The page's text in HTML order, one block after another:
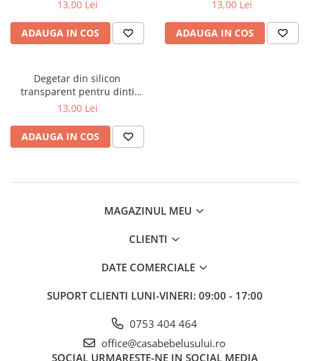
Seturi cadite 92 cm
Seturi cadite anatomice
Suporti anatomici plastic
Suporti metalici cadite
Camera copilului
Accesorii patuturi
Fotolii, mese si scaune copii
Mese de infasat COMFORT 50x80
Mese de infasat moi
13,00 Lei
ADAUGA IN COS
13,00 Lei
ADAUGA IN COS
Degetar din silicon
transparent pentru dinti
bebelusi si copii, Babyono,
13,00 Lei
ADAUGA IN COS
MAGAZINUL MEU
CLIENTI
DATE COMERCIALE
SUPORT CLIENTI LUNI-VINERI: 09:00 - 17:00
0753 404 464
office@casabebelusului.ro
SOCIAL URMARESTE-NE IN SOCIAL MEDIA